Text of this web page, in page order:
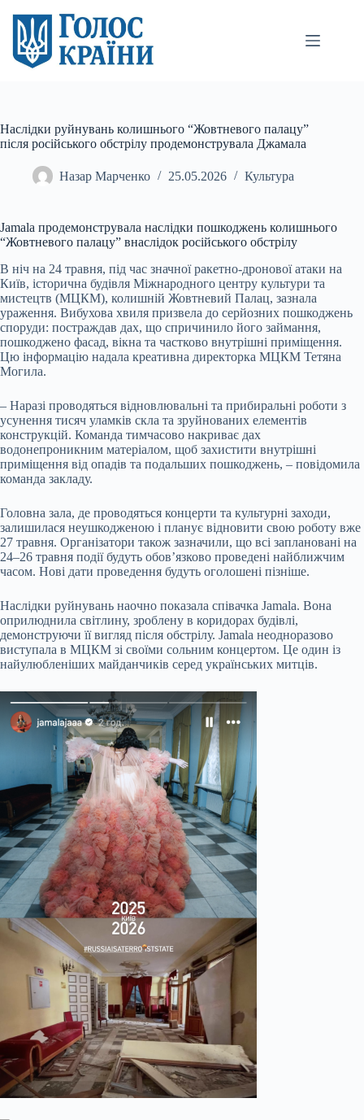
вмісту
Наслідки руйнувань колишнього “Жовтневого палацу”
після російського обстрілу продемонструвала Джамала
Назар Марченко 25.05.2026 Культура
Jamala продемонструвала наслідки пошкоджень колишнього
“Жовтневого палацу” внаслідок російського обстрілу
В ніч на 24 травня, під час значної ракетно-дронової атаки на
Київ, історична будівля Міжнародного центру культури та
мистецтв (МЦКМ), колишній Жовтневий Палац, зазнала
ураження. Вибухова хвиля призвела до серйозних пошкоджень
споруди: постраждав дах, що спричинило його займання,
пошкоджено фасад, вікна та частково внутрішні приміщення.
Цю інформацію надала креативна директорка МЦКМ Тетяна
Могила.
– Наразі проводяться відновлювальні та прибиральні роботи з
усунення тисяч уламків скла та зруйнованих елементів
конструкцій. Команда тимчасово накриває дах
водонепроникним матеріалом, щоб захистити внутрішні
приміщення від опадів та подальших пошкоджень, – повідомила
команда закладу.
Головна зала, де проводяться концерти та культурні заходи,
залишилася неушкодженою і планує відновити свою роботу вже
27 травня. Організатори також зазначили, що всі заплановані на
24–26 травня події будуть обов’язково проведені найближчим
часом. Нові дати проведення будуть оголошені пізніше.
Наслідки руйнувань наочно показала співачка Jamala. Вона
оприлюднила світлину, зроблену в коридорах будівлі,
демонструючи її вигляд після обстрілу. Jamala неодноразово
виступала в МЦКМ зі своїми сольним концертом. Це один із
найулюбленіших майданчиків серед українських митців.